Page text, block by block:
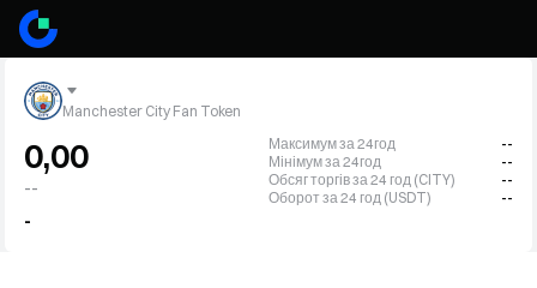
Manchester City Fan Token
0,00
--
-
Максимум за 24год
--
Мінімум за 24год
--
Обсяг торгів за 24 год (CITY)
--
Оборот за 24 год (USDT)
--